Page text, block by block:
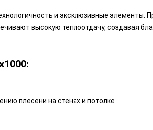
и эксклюзивные элементы.
высокую теплоотдачу, создавая
плесени на стенах и потолке